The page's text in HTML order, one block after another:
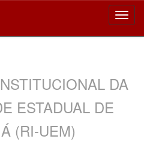
DA
ESTADUAL DE
(RI-UEM)